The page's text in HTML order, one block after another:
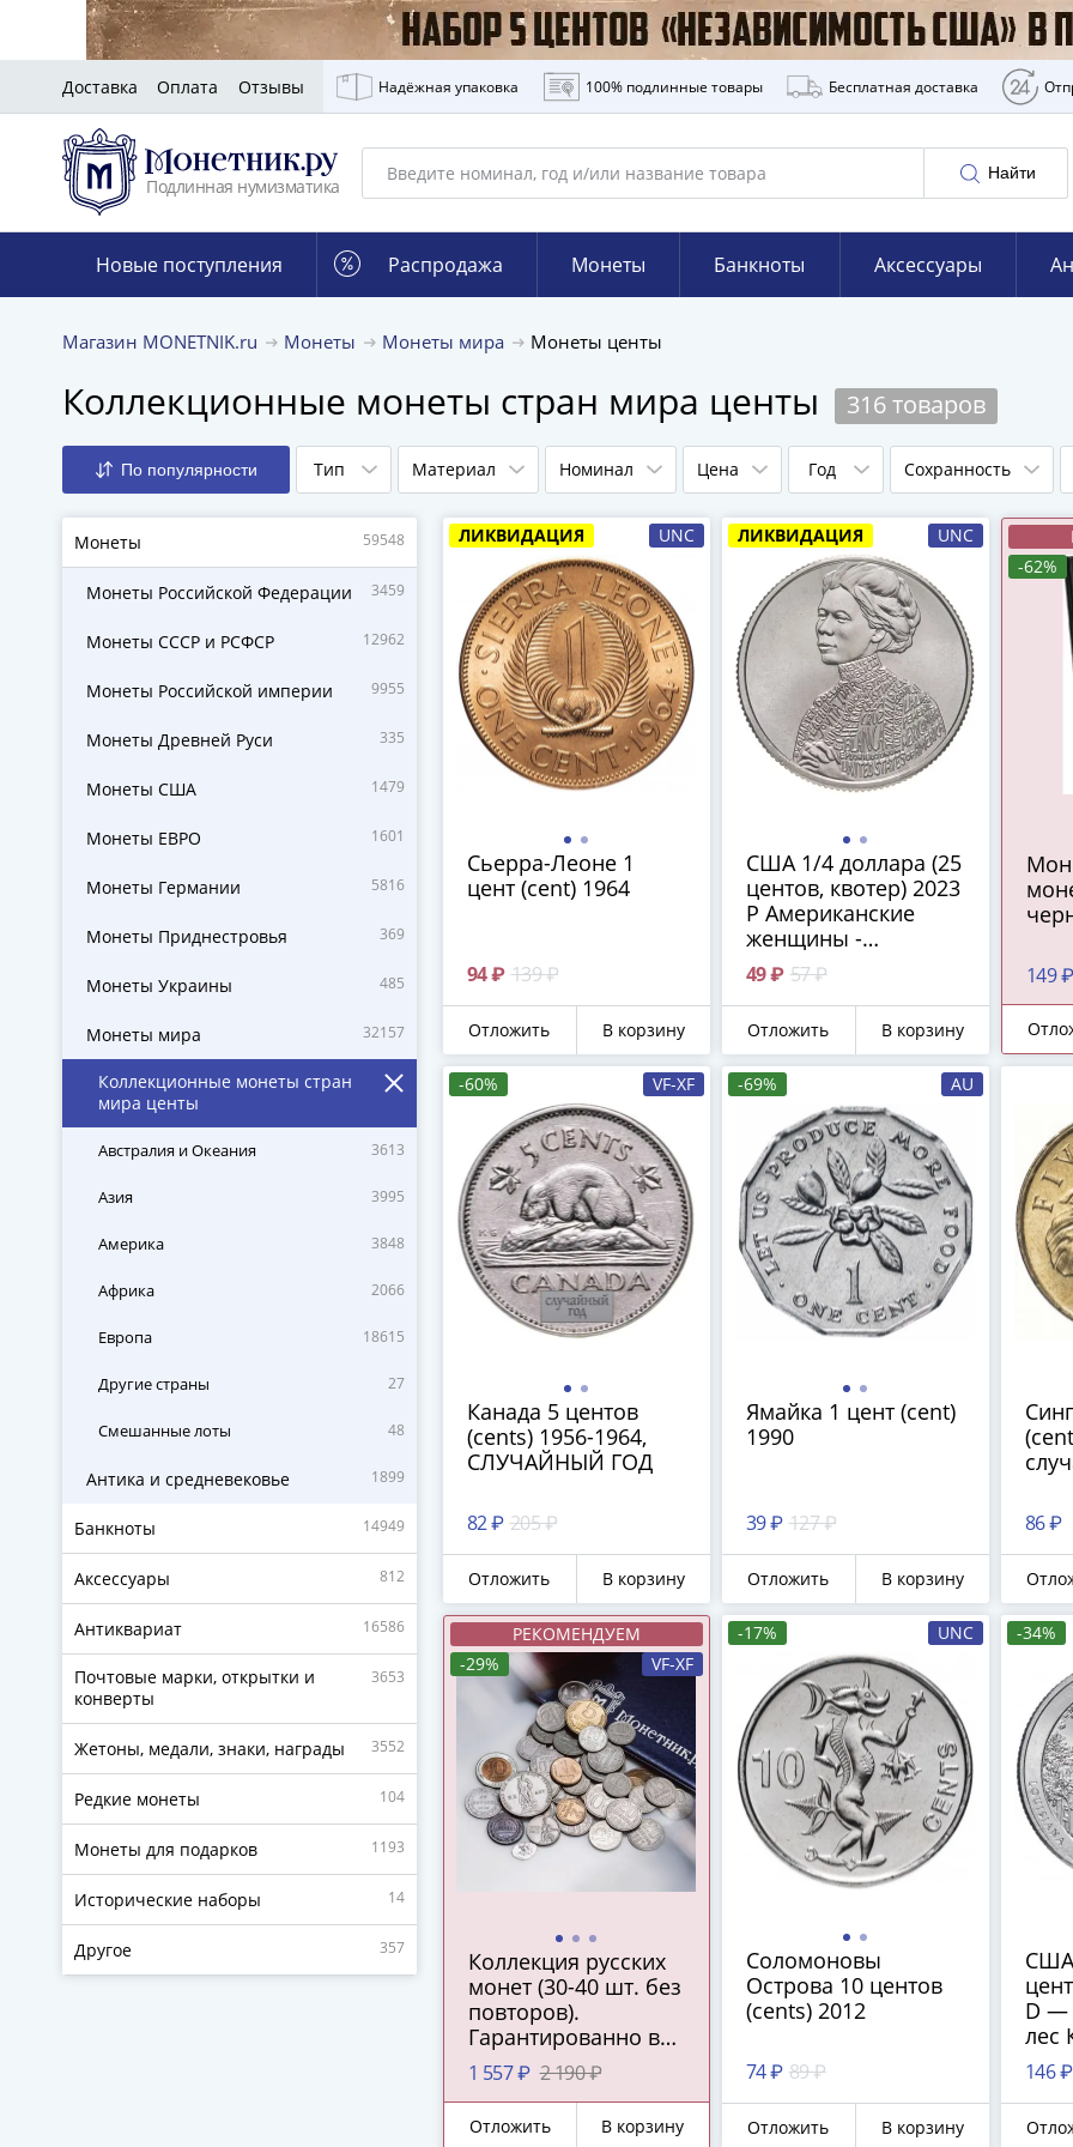
Доставка Оплата Отзывы Надёжная упаковка 100% подлинные товары Бесплатная доставка
Подлинная нумизматика
Найти
Новые поступления Распродажа Монеты Банкноты Аксессуары
Магазин MONETNIK.ru Монеты Монеты мира Монеты центы
Коллекционные монеты стран мира центы 316 товаров
По популярности Тип Материал Номинал Цена Год Сохранность
Монеты 59548
Монеты Российской Федерации 3459
Монеты СССР и РСФСР 12962
Монеты Российской империи 9955
Монеты Древней Руси 335
Монеты США 1479
Монеты ЕВРО 1601
Монеты Германии 5816
Монеты Приднестровья 369
Монеты Украины 485
Монеты мира
Коллекционные монеты стран
мира центы
32157
Австралия и Океания 3613
Азия 3995
Америка 3848
Африка 2066
Европа 18615
Другие страны 27
Смешанные лоты 48
Антика и средневековье 1899
Банкноты 14949
Аксессуары 812
Антиквариат 16586
Почтовые марки, открытки и
конверты
3653
Жетоны, медали, знаки, награды 3552
Редкие монеты 104
Монеты для подарков 1193
Исторические наборы 14
Другое 357
ЛИКВИДАЦИЯ UNC
Сьерра-Леоне 1
цент (cent) 1964
94 ₽ 139 ₽
Отложить В корзину
ЛИКВИДАЦИЯ UNC
США 1/4 доллара (25
центов, квотер) 2023
P Американские
женщины -
Журналистка
Джовита Идар (9-я)
49 ₽ 57 ₽
Отложить В корзину
-62%
149
-60% VF-XF
Канада 5 центов
(cents) 1956-1964,
СЛУЧАЙНЫЙ ГОД
82 ₽ 205 ₽
Отложить В корзину
-69% AU
Ямайка 1 цент (cent)
1990
39 ₽ 127 ₽
Отложить В корзину
86 ₽
РЕКОМЕНДУЕМ
-29%
VF-XF
Коллекция русских
монет (30-40 шт. без
повторов).
Гарантированно в
каждом наборе:
серебро СССР 1922-
1930 гг. или
Российской
1 557 ₽ 2 190 ₽
Отложить В корзину
-17% UNC
Соломоновы
Острова 10 центов
(cents) 2012
74 ₽ 89 ₽
Отложить В корзину
-34%
США
D —
лес
"D"
146 ₽